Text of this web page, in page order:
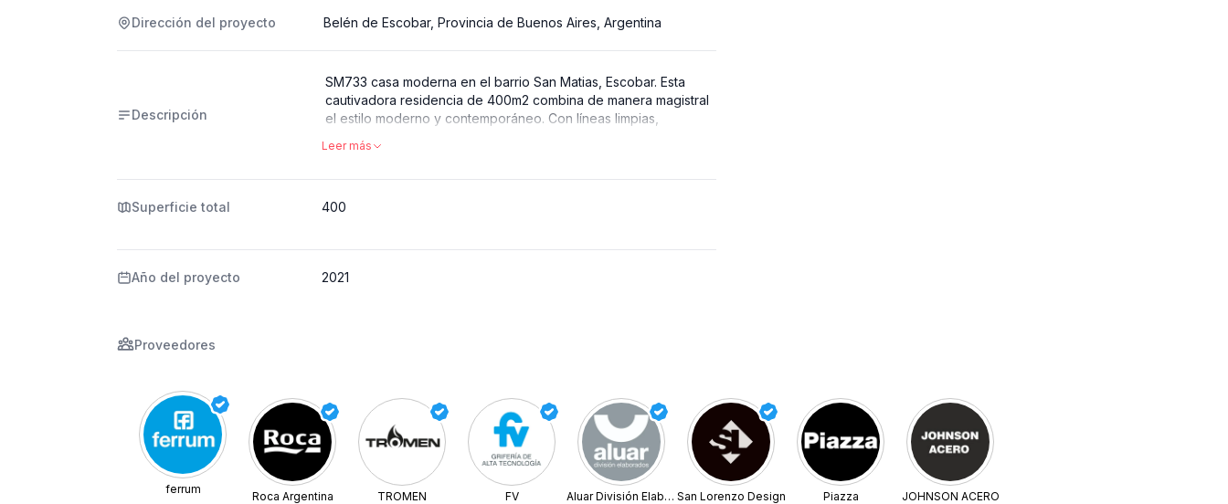
Dirección del proyecto Belén de Escobar, Provincia de Buenos Aires, Argentina
Descripción
SM733 casa moderna en el barrio San Matias, Escobar. Esta
cautivadora residencia de 400m2 combina de manera magistral
el estilo moderno y contemporáneo. Con líneas limpias,
redefine la elegancia contemporánea. Diseñada para la
corazón de la modernidad.
Leer más
Superficie total 400
Año del proyecto 2021
Proveedores
ferrum
Roca Argentina TROMEN FV Aluar División Elaborados San Lorenzo Design Piazza JOHNSON ACERO